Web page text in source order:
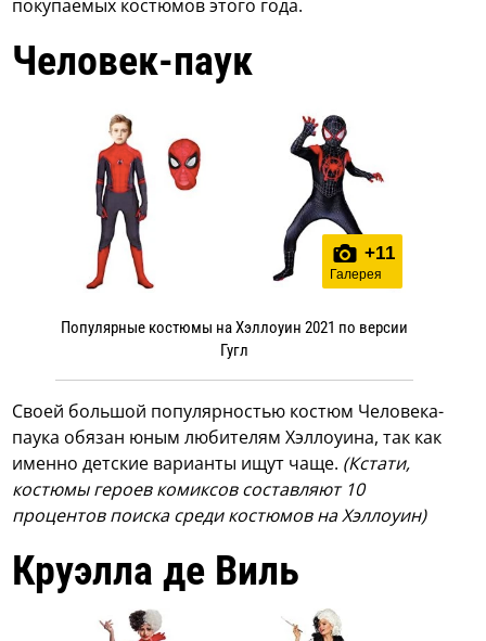
покупаемых костюмов этого года.
Человек-паук
+11
Галерея
Популярные костюмы на Хэллоуин 2021 по версии
Гугл
Своей большой популярностью костюм Человека-
паука обязан юным любителям Хэллоуина, так как
именно детские варианты ищут чаще. (Кстати,
костюмы героев комиксов составляют 10
процентов поиска среди костюмов на Хэллоуин)
Круэлла де Виль